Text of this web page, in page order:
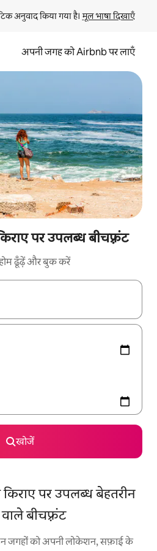
अनुवाद किया गया है। मूल भाषा दिखाएँ
अपनी जगह को Airbnb पर लाएँ
पर उपलब्ध बीचफ़्रंट
ढूँढ़ें और बुक करें
और डाउन 'ऐरो की' का इस्तेमाल करके नेविगेट
खोजें
पर उपलब्ध बेहतरीन
बीचफ़्रंट
जगहों को अपनी लोकेशन, सफ़ाई के